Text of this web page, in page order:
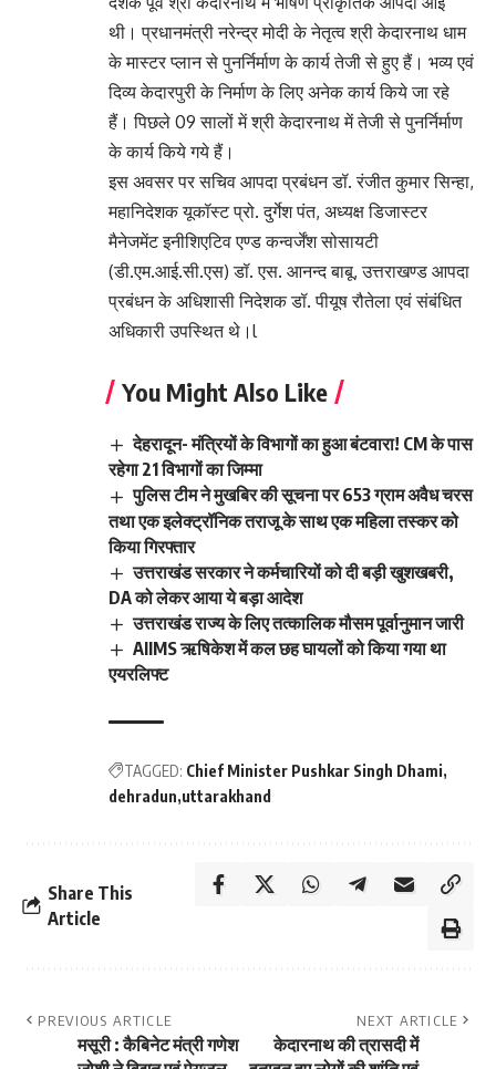
थी। प्रधानमंत्री नरेन्द्र मोदी के नेतृत्व श्री केदारनाथ धाम
के मास्टर प्लान से पुनर्निर्माण के कार्य तेजी से हुए हैं। भव्य एवं
दिव्य केदारपुरी के निर्माण के लिए अनेक कार्य किये जा रहे
हैं। पिछले 09 सालों में श्री केदारनाथ में तेजी से पुनर्निर्माण
के कार्य किये गये हैं।
इस अवसर पर सचिव आपदा प्रबंधन डॉ. रंजीत कुमार सिन्हा,
महानिदेशक यूकॉस्ट प्रो. दुर्गेश पंत, अध्यक्ष डिजास्टर
मैनेजमेंट इनीशिएटिव एण्ड कन्वर्जेंश सोसायटी
(डी.एम.आई.सी.एस) डॉ. एस. आनन्द बाबू, उत्तराखण्ड आपदा
प्रबंधन के अधिशासी निदेशक डॉ. पीयूष रौतेला एवं संबंधित
अधिकारी उपस्थित थे।l
You Might Also Like
देहरादून- मंत्रियों के विभागों का हुआ बंटवारा! CM के पास
रहेगा 21 विभागों का जिम्मा
पुलिस टीम ने मुखबिर की सूचना पर 653 ग्राम अवैध चरस
तथा एक इलेक्ट्रॉनिक तराजू के साथ एक महिला तस्कर को
किया गिरफ्तार
उत्तराखंड सरकार ने कर्मचारियों को दी बड़ी खुशखबरी,
DA को लेकर आया ये बड़ा आदेश
उत्तराखंड राज्य के लिए तत्कालिक मौसम पूर्वानुमान जारी
AIIMS ऋषिकेश में कल छह घायलों को किया गया था
एयरलिफ्ट
TAGGED: Chief Minister Pushkar Singh Dhami
dehradun uttarakhand
Share This
Article
PREVIOUS ARTICLE
मसूरी : कैबिनेट मंत्री गणेश
NEXT ARTICLE
केदारनाथ की त्रासदी में